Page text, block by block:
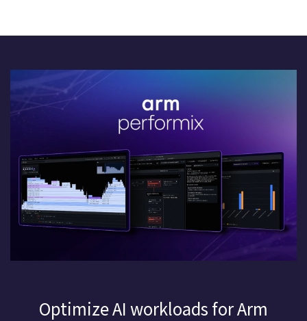
Optimize AI workloads for Arm